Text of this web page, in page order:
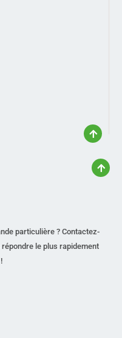
particulière ? Contactez-
répondre le plus rapidement